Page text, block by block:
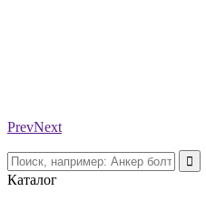
PrevNext
Каталог